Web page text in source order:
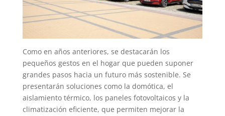
Como en años anteriores, se destacarán los
pequeños gestos en el hogar que pueden suponer
grandes pasos hacia un futuro más sostenible. Se
presentarán soluciones como la domótica, el
aislamiento térmico, los paneles fotovoltaicos y la
climatización eficiente, que permiten mejorar la